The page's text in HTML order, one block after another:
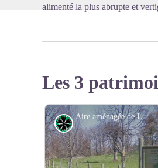
alimenté la plus abrupte et
Les 3
Aire aménagée de Laux - BIT Viadène
Flore